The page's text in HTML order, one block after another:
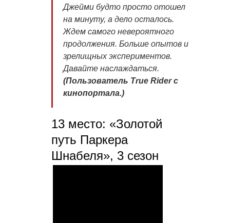
Джейми будто просто отошел
на минуту, а дело осталось.
Ждем самого невероятного
продолжения. Больше опытов и
зрелищных экспериментов.
Давайте наслаждаться.
(Пользователь True Rider c
кинопортала.)
13 место: «Золотой
путь Паркера
Шнабеля», 3 сезон